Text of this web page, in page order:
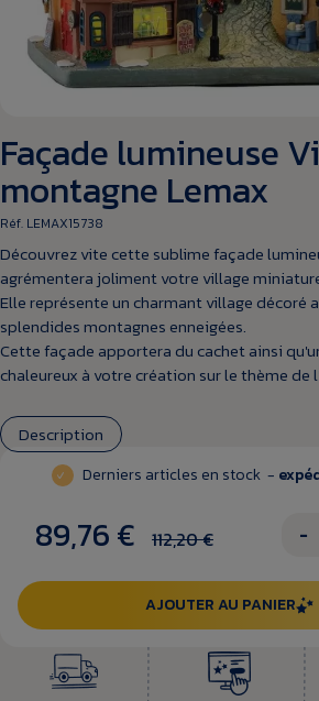
Façade lumineuse
montagne Lemax
Réf. LEMAX15738
Découvrez vite cette sublime façade
agrémentera joliment votre village
Elle représente un charmant village décoré
splendides montagnes enneigées.
Cette façade apportera du cachet ainsi
chaleureux à votre création sur le thème de
Description
Derniers articles en stock -
89,76 € 112,20 € −
AJOUTER AU PANIER